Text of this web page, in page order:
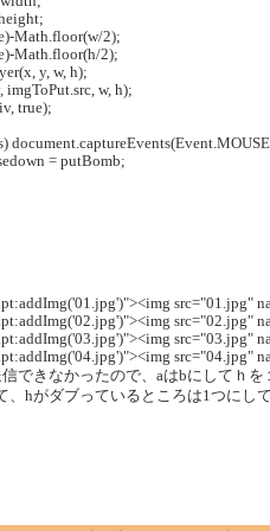
Math.floor(w/2);
Math.floor(h/2);
y, w, h);
w, h);
true);
= putBomb;
src="01.jpg"
src="02.jpg"
src="03.jpg"
src="04.jpg"
できなかったので、aはbにしてｈ
、hがダブっているところは1つにし